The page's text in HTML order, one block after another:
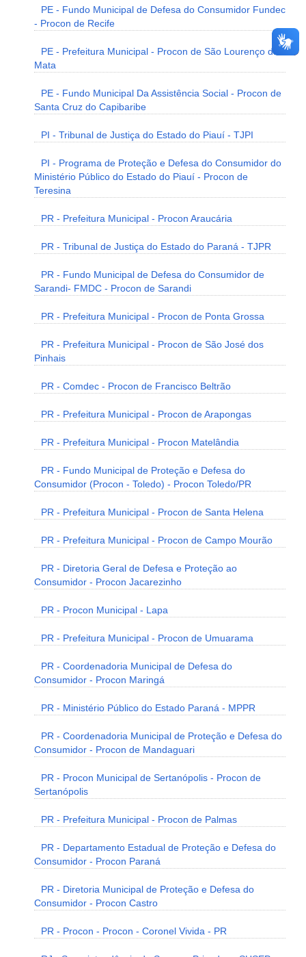
PE - Fundo Municipal de Defesa do Consumidor Fundec
- Procon de Recife
PE - Prefeitura Municipal - Procon de São Lourenço da
Mata
PE - Fundo Municipal Da Assistência Social - Procon de
Santa Cruz do Capibaribe
PI - Tribunal de Justiça do Estado do Piauí - TJPI
PI - Programa de Proteção e Defesa do Consumidor do
Ministério Público do Estado do Piauí - Procon de
Teresina
PR - Prefeitura Municipal - Procon Araucária
PR - Tribunal de Justiça do Estado do Paraná - TJPR
PR - Fundo Municipal de Defesa do Consumidor de
Sarandi- FMDC - Procon de Sarandi
PR - Prefeitura Municipal - Procon de Ponta Grossa
PR - Prefeitura Municipal - Procon de São José dos
Pinhais
PR - Comdec - Procon de Francisco Beltrão
PR - Prefeitura Municipal - Procon de Arapongas
PR - Prefeitura Municipal - Procon Matelândia
PR - Fundo Municipal de Proteção e Defesa do
Consumidor (Procon - Toledo) - Procon Toledo/PR
PR - Prefeitura Municipal - Procon de Santa Helena
PR - Prefeitura Municipal - Procon de Campo Mourão
PR - Diretoria Geral de Defesa e Proteção ao
Consumidor - Procon Jacarezinho
PR - Procon Municipal - Lapa
PR - Prefeitura Municipal - Procon de Umuarama
PR - Coordenadoria Municipal de Defesa do
Consumidor - Procon Maringá
PR - Ministério Público do Estado Paraná - MPPR
PR - Coordenadoria Municipal de Proteção e Defesa do
Consumidor - Procon de Mandaguari
PR - Procon Municipal de Sertanópolis - Procon de
Sertanópolis
PR - Prefeitura Municipal - Procon de Palmas
PR - Departamento Estadual de Proteção e Defesa do
Consumidor - Procon Paraná
PR - Diretoria Municipal de Proteção e Defesa do
Consumidor - Procon Castro
PR - Procon - Procon - Coronel Vivida - PR